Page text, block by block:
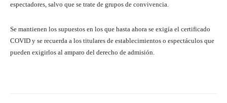
espectadores, salvo que se trate de grupos de convivencia.
Se mantienen los supuestos en los que hasta ahora se exigía el certificado
COVID y se recuerda a los titulares de establecimientos o espectáculos que
pueden exigirlos al amparo del derecho de admisión.